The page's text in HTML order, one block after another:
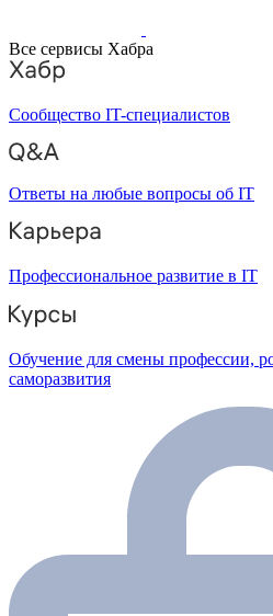
Все сервисы Хабра
Сообщество IT-специалистов
Ответы на любые вопросы об IT
Профессиональное развитие в IT
Обучение для смены профессии,
саморазвития